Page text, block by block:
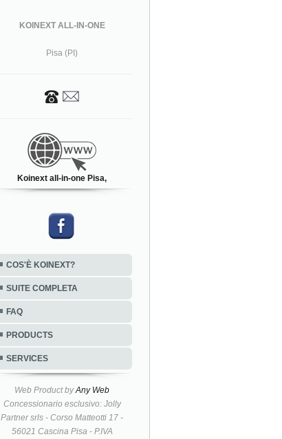
KOINEXT ALL-IN-ONE
Pisa (PI)
Koinext all-in-one Pisa,
COS'È KOINEXT?
SUITE COMPLETA
FAQ
PRODUCTS
SERVICES
Web Product byAny Web
Concessionario esclusivo: Jolly
Partner srls - Corso Matteotti 17 -
56021 Cascina Pisa - P.IVA